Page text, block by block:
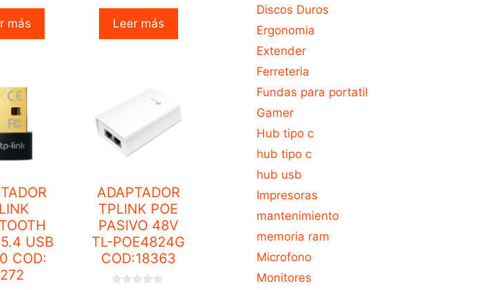
más
0
u
Leer más
USB
COD:
ADAPTADOR
TPLINK POE
PASIVO 48V
TL-POE4824G
COD:18363
Discos Duros
Ergonomia
Extender
Ferreteria
Fundas para portatil
Gamer
Hub tipo c
hub tipo c
hub usb
Impresoras
mantenimiento
memoria ram
Microfono
Monitores